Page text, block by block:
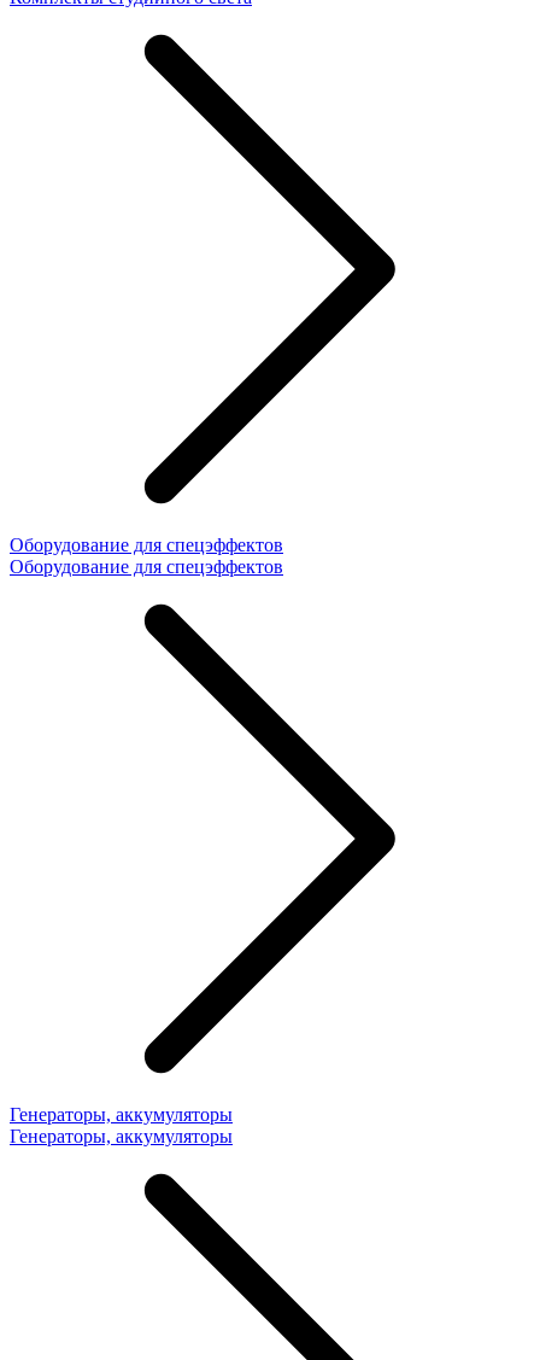
Оборудование для спецэффектов
Оборудование для спецэффектов
Генераторы, аккумуляторы
Генераторы, аккумуляторы